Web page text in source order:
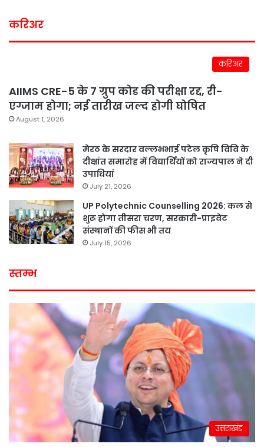
करिअर
करिअर
AIIMS CRE-5 के 7 ग्रुप कोड की परीक्षा रद्द, री-
एग्जाम होगा; नई तारीख जल्द होगी घोषित
August 1, 2026
मेरठ के सरदार वल्लभभाई पटेल कृषि विवि के
दीक्षांत समारोह में विद्यार्थियों को राज्यपाल ने दी
उपाधियां
July 21, 2026
UP Polytechnic Counselling 2026: कल से
शुरू होगा तीसरा चरण, सरकारी-प्राइवेट
संस्थानों की फीस भी तय
July 15, 2026
स्तम्भ
उत्तराखंड